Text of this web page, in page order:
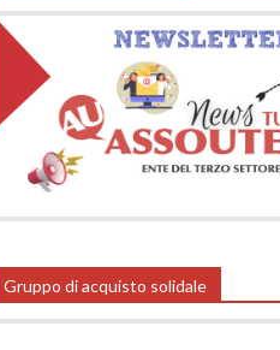
Gruppo di acquisto solidale